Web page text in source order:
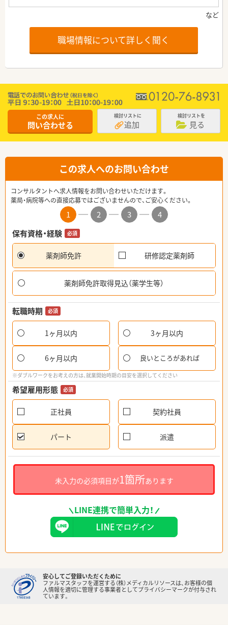
職場情報について詳しく聞く
この求人に
問い合わせる
検討リストに
追加
検討リストを
見る
この求人へのお問い合わせ
コンサルタントへ求人情報をお問い合わせいただけます。
薬局・病院等への直接応募ではございませんので、ご安心ください。
1 2 3
4
保有資格・経験
必須
薬剤師免許 研修認定薬剤師
薬剤師免許取得見込（薬学生等）
転職時期 必須
1ヶ月以内 3ヶ月以内
6ヶ月以内 良いところがあれば
※ダブルワークをお考えの方は、就業開始時期の目安を選択してください
希望雇用形態 必須
正社員 契約社員
パート 派遣
未入力の必須項目が1箇所あります
LINE連携で簡単入力！
安心してご登録いただくために
ファルマスタッフを運営する（株）メディカルリソースは、お客様の個
人情報を適切に管理する事業者としてプライバシーマークが付与され
ています。